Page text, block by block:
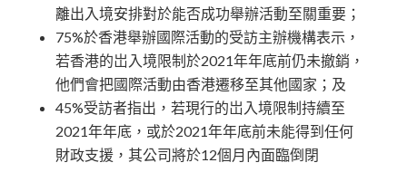
離出入境安排對於能否成功舉辦活動至關重要；
75%於香港舉辦國際活動的受訪主辦機構表示，
若香港的岀入境限制於2021年年底前仍未撤銷，
他們會把國際活動由香港遷移至其他國家；及
45%受訪者指出，若現行的岀入境限制持續至
2021年年底，或於2021年年底前未能得到任何
財政支援，其公司將於12個月內面臨倒閉